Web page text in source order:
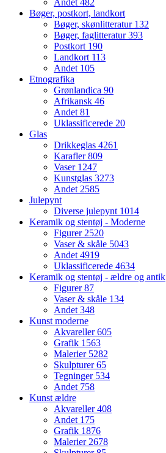
Andet482
Bøger, postkort, landkort
Bøger, skønlitteratur 132
Bøger, faglitteratur393
Postkort 190
Landkort 113
Andet 105
Etnografika
Grønlandica 90
Afrikansk 46
Andet81
Uklassificerede 20
Glas
Drikkeglas 4261
Karafler809
Vaser 1247
Kunstglas 3273
Andet2585
Julepynt
Diverse julepynt 1014
Keramik og stentøj - Moderne
Figurer2520
Vaser & skåle 5043
Andet4919
Uklassificerede 4634
Keramik og stentøj - ældre og antik
Figurer87
Vaser & skåle 134
Andet348
Kunst moderne
Akvareller605
Grafik 1563
Malerier 5282
Skulpturer65
Tegninger 534
Andet 758
Kunst ældre
Akvareller408
Andet 175
Grafik 1876
Malerier2678